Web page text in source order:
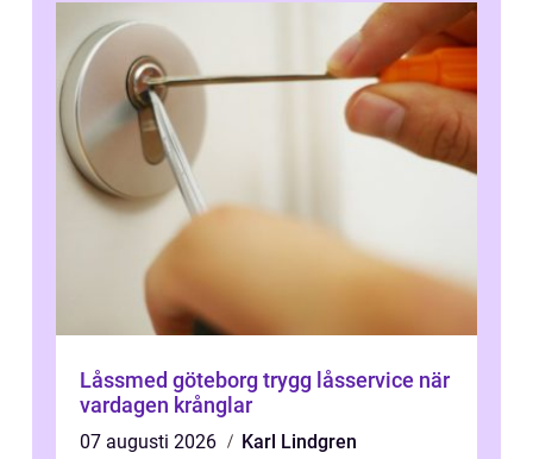
Låssmed göteborg trygg låsservice när
vardagen krånglar
07 augusti 2026
Karl Lindgren